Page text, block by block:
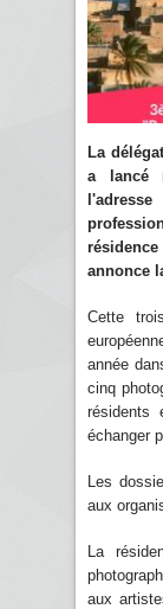
La
a lancé
résidence
annonce
Cette
année
cinq
résidents
échanger
Les
aux
La
aux